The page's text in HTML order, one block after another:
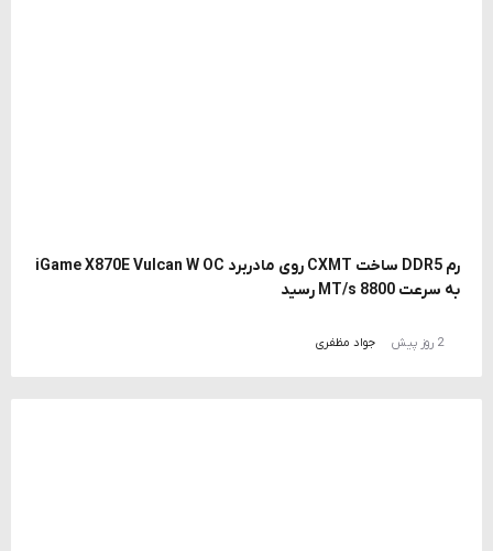
رم DDR5 ساخت CXMT روی مادربرد iGame X870E Vulcan W OC
به سرعت 8800 MT/s رسید
2 روز پیش جواد مظفری